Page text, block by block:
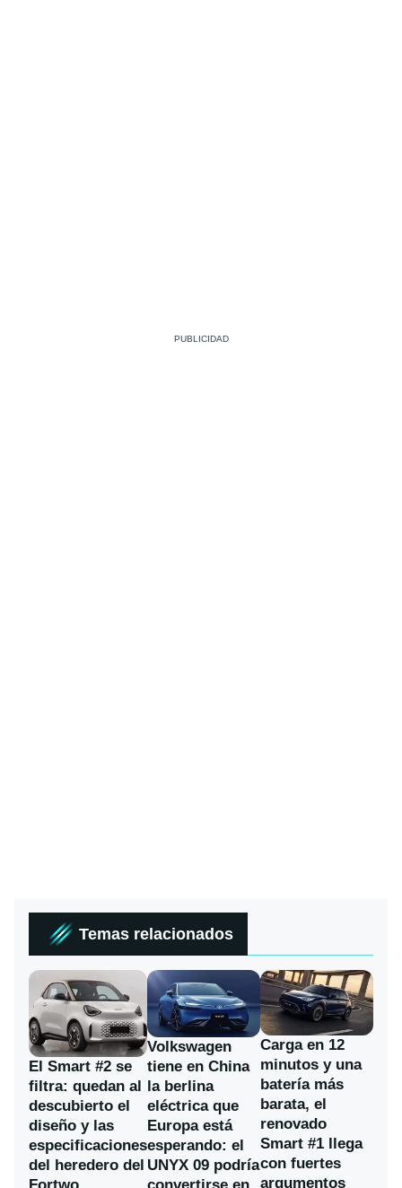
Temas relacionados
El Smart #2 se
filtra: quedan al
descubierto el
diseño y las
especificaciones
del heredero del
Volkswagen
tiene en China
la berlina
eléctrica que
Europa está
esperando: el
UNYX 09 podría
Carga en 12
minutos y una
batería más
barata, el
renovado
Smart #1 llega
con fuertes
argumentos